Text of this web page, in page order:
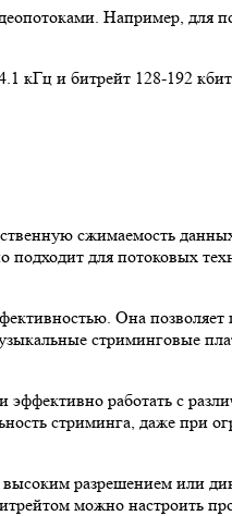
Например, для
кГц и битрейт 128-192
сжимаемость
подходит для потоковых
Она позволяет
стриминговые
эффективно работать с
стриминга, даже при
высоким разрешением или
можно настроить